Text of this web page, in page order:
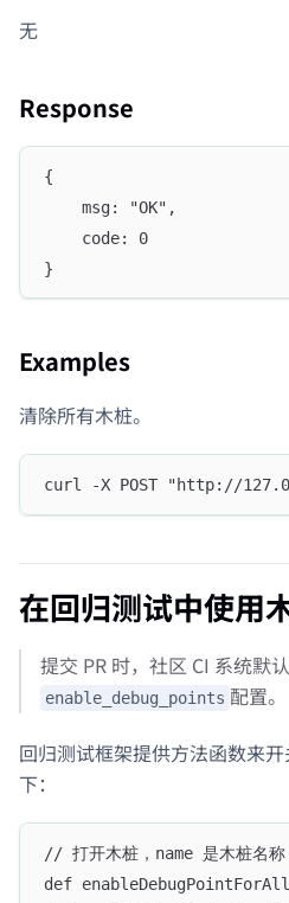
无
Response
{
    msg: "OK",
    code: 0
}
Examples
清除所有木桩。
curl -X POST "http://
在回归测试中使用
提交 PR 时，社区 CI 系统默
enable_debug_points 配置。
回归测试框架提供方法函数来
下：
// 打开木桩，name 是木桩名
def